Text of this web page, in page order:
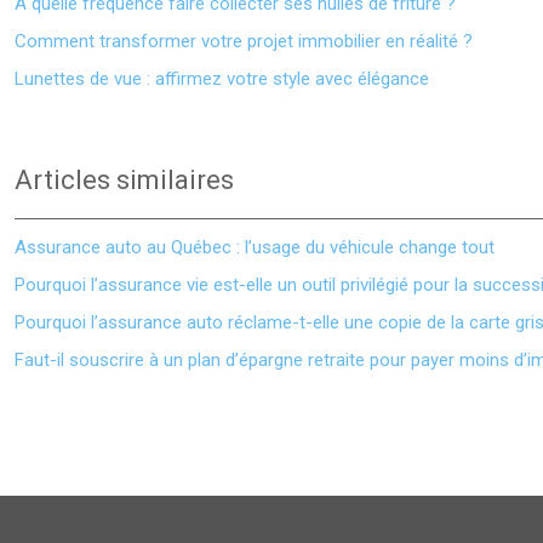
Comment transformer votre projet immobilier en réalité ?
Lunettes de vue : affirmez votre style avec élégance
Articles similaires
Assurance auto au Québec : l’usage du véhicule change tout
Pourquoi l’assurance vie est-elle un outil privilégié pour la
Pourquoi l’assurance auto réclame-t-elle une copie de la carte
Faut-il souscrire à un plan d’épargne retraite pour payer moins